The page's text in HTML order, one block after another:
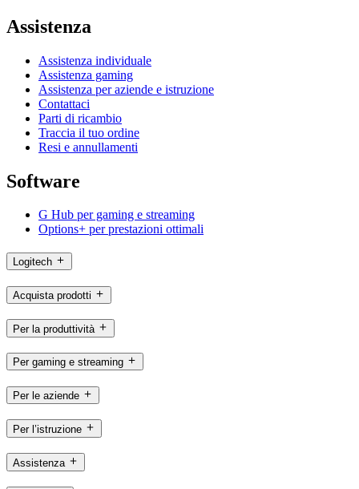
Assistenza
Assistenza individuale
Assistenza gaming
Assistenza per aziende e istruzione
Contattaci
Parti di ricambio
Traccia il tuo ordine
Resi e annullamenti
Software
G Hub per gaming e streaming
Options+ per prestazioni ottimali
Logitech
Acquista prodotti
Per la produttività
Per gaming e streaming
Per le aziende
Per l’istruzione
Assistenza